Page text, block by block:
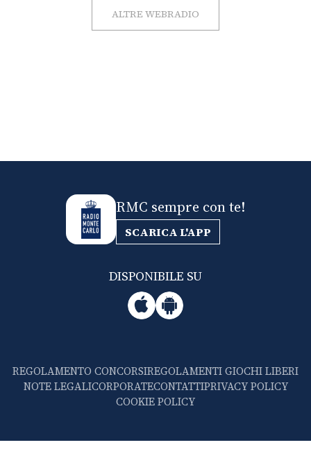
ALTRE WEBRADIO
RMC sempre con te!
SCARICA L'APP
DISPONIBILE SU
REGOLAMENTO CONCORSIREGOLAMENTI GIOCHI LIBERI
NOTE LEGALICORPORATECONTATTIPRIVACY POLICY
COOKIE POLICY